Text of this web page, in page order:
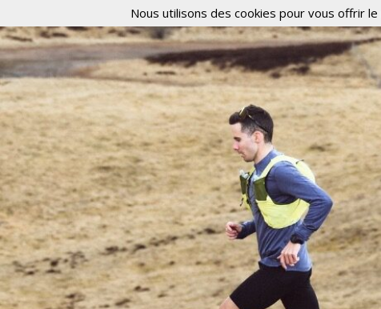
Nous utilisons des cookies pour vous offrir